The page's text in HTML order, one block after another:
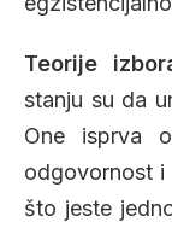
Teorije
stanju su da
One isprva
odgovornost i
što jeste